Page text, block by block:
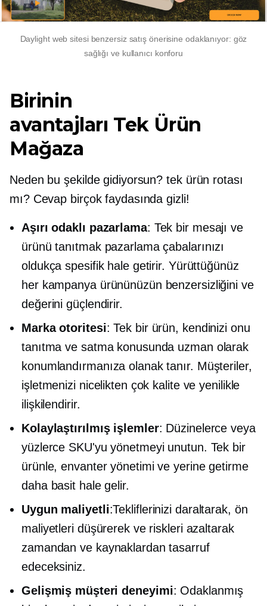
Daylight web sitesi benzersiz satış önerisine odaklanıyor: göz
sağlığı ve kullanıcı konforu
Birinin
avantajları Tek Ürün
Mağaza
Neden bu şekilde gidiyorsun?tek ürün rotası
mı? Cevap birçok faydasında gizli!
Aşırı odaklı pazarlama: Tek bir mesajı ve
ürünü tanıtmak pazarlama çabalarınızı
oldukça spesifik hale getirir. Yürüttüğünüz
her kampanya ürününüzün benzersizliğini ve
değerini güçlendirir.
Marka otoritesi: Tek bir ürün, kendinizi onu
tanıtma ve satma konusunda uzman olarak
konumlandırmanıza olanak tanır. Müşteriler,
işletmenizi nicelikten çok kalite ve yenilikle
ilişkilendirir.
Kolaylaştırılmış işlemler: Düzinelerce veya
yüzlerce SKU'yu yönetmeyi unutun. Tek bir
ürünle, envanter yönetimi ve yerine getirme
daha basit hale gelir.
Uygun maliyetli:Tekliflerinizi daraltarak, ön
maliyetleri düşürerek ve riskleri azaltarak
zamandan ve kaynaklardan tasarruf
edeceksiniz.
Gelişmiş müşteri deneyimi: Odaklanmış